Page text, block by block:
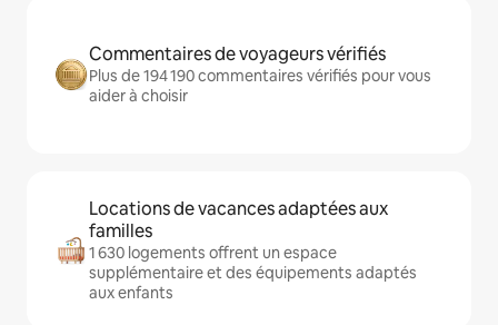
Commentaires de voyageurs vérifiés
Plus de 194 190 commentaires vérifiés pour vous
aider à choisir
Locations de vacances adaptées aux
familles
1 630 logements offrent un espace
supplémentaire et des équipements adaptés
aux enfants